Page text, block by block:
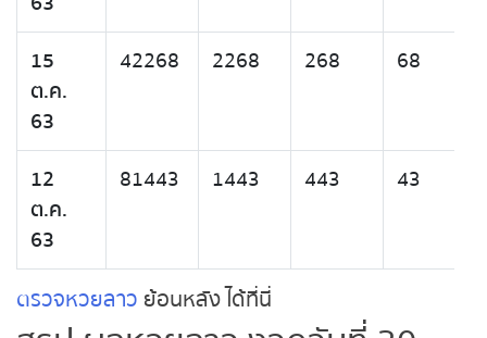
15
ต.ค.
63
42268 2268 268 68
12
ต.ค.
63
81443 1443 443 43
ตรวจหวยลาว ย้อนหลัง ได้ที่นี่